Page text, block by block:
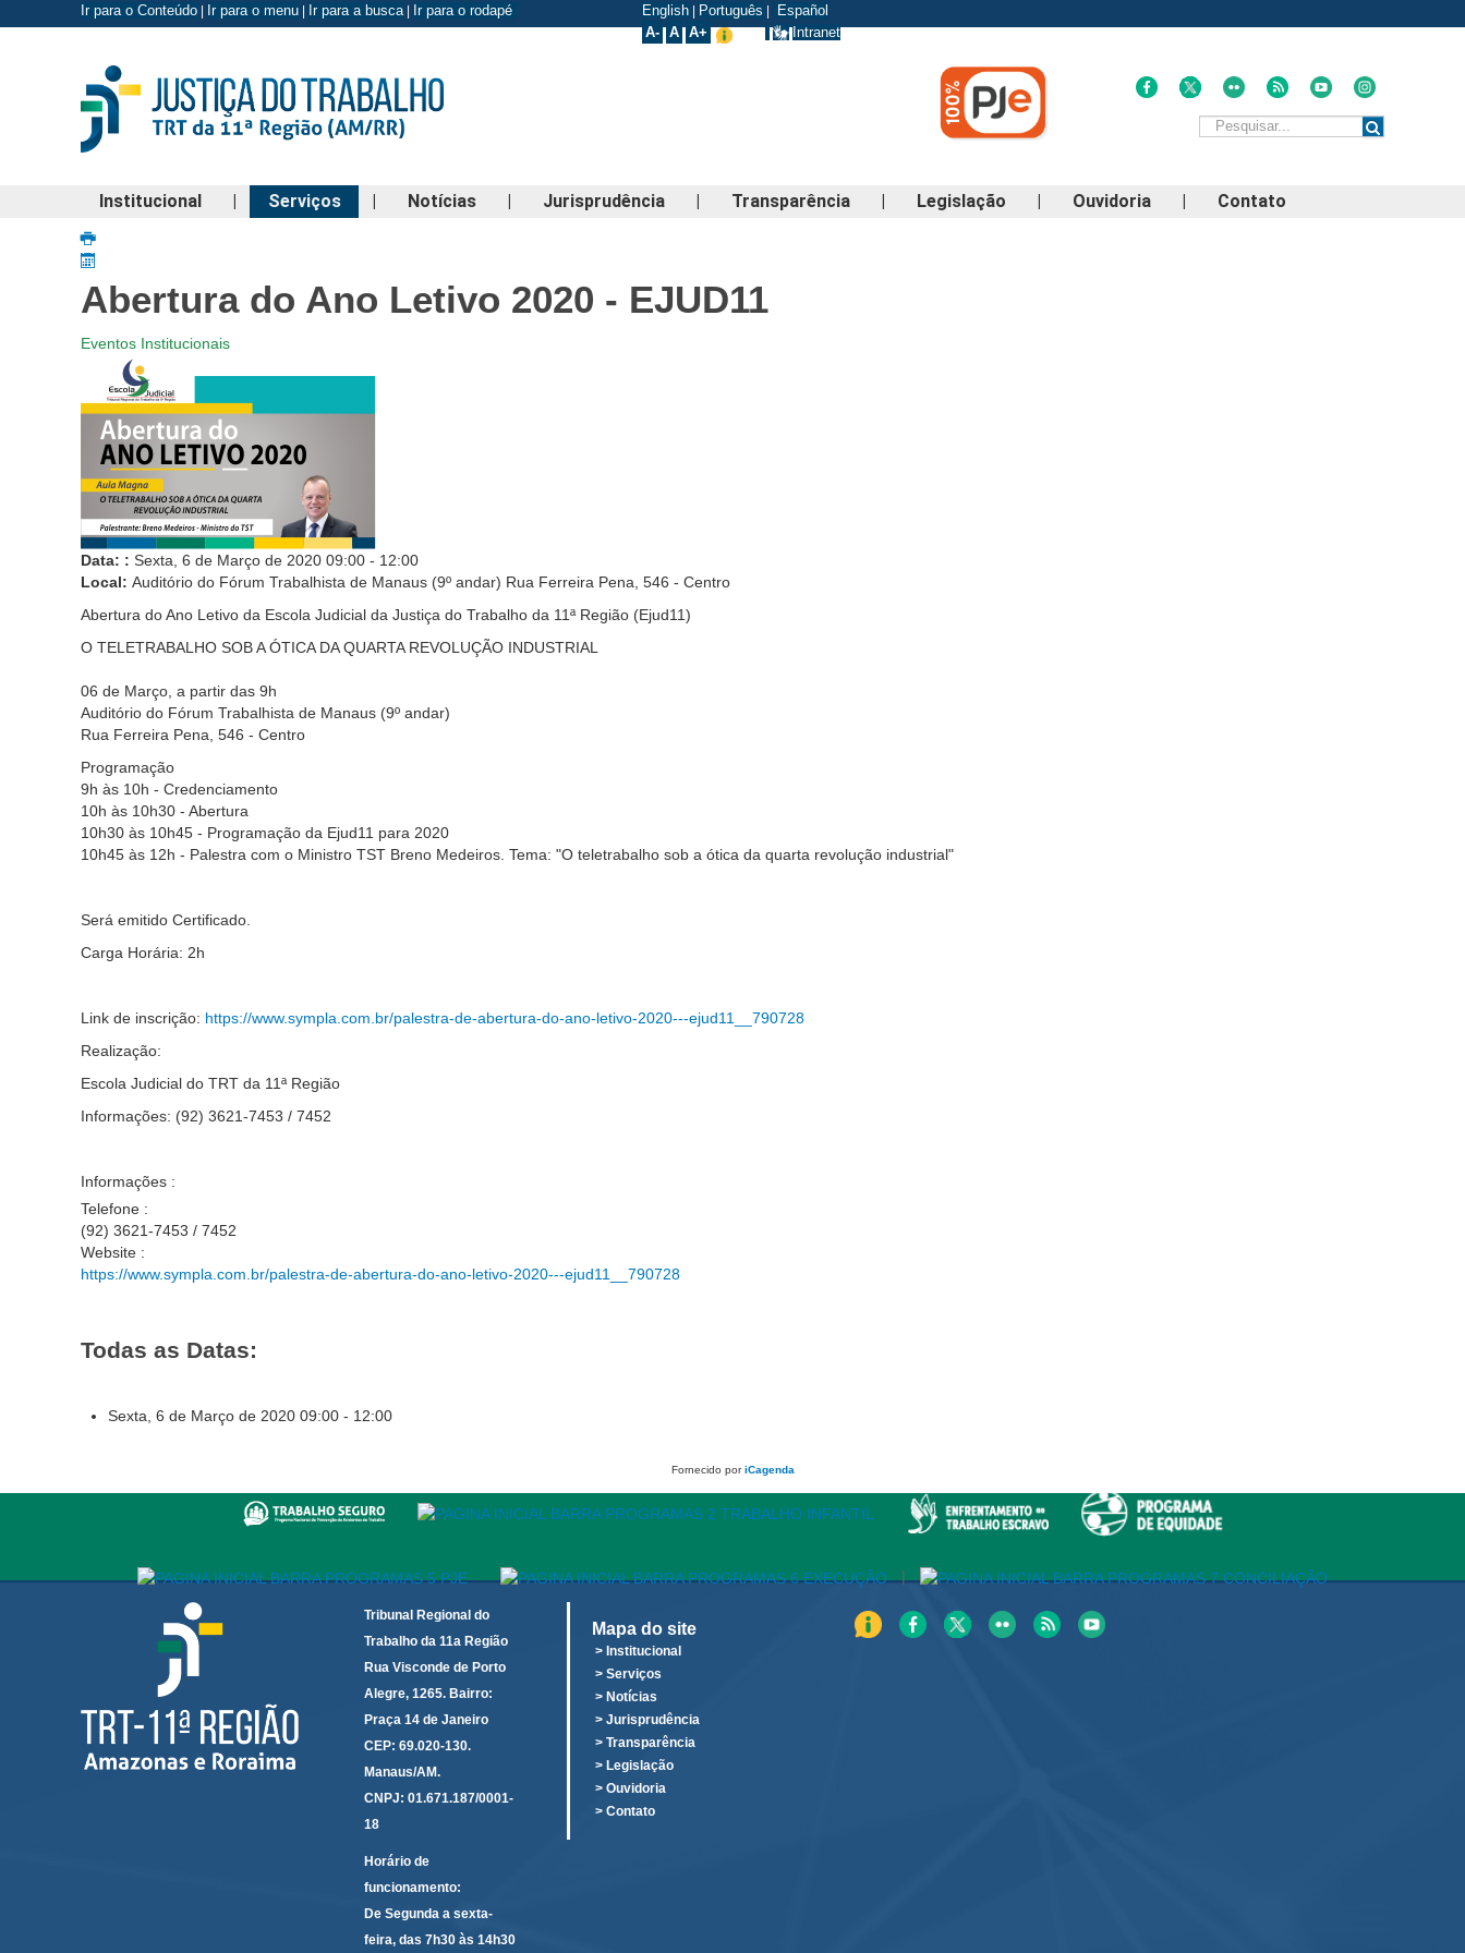
Ir para o Conteúdo Ir para o menu Ir para a busca| Ir para o rodapé English Português
Español
A- A A+ Intranet
Institucional | Serviços | Notícias | Jurisprudência | Transparência | Legislação | Ouvidoria | Contato
Abertura do Ano Letivo 2020 - EJUD11
Eventos Institucionais
Data: : Sexta, 6 de Março de 2020 09:00 - 12:00
Local: Auditório do Fórum Trabalhista de Manaus (9º andar) Rua Ferreira Pena, 546 - Centro
Abertura do Ano Letivo da Escola Judicial da Justiça do Trabalho da 11ª Região (Ejud11)
O TELETRABALHO SOB A ÓTICA DA QUARTA REVOLUÇÃO INDUSTRIAL
06 de Março, a partir das 9h
Auditório do Fórum Trabalhista de Manaus (9º andar)
Rua Ferreira Pena, 546 - Centro
Programação
9h às 10h - Credenciamento
10h às 10h30 - Abertura
10h30 às 10h45 - Programação da Ejud11 para 2020
10h45 às 12h - Palestra com o Ministro TST Breno Medeiros. Tema: "O teletrabalho sob a ótica da quarta revolução industrial"
Será emitido Certificado.
Carga Horária: 2h
Link de inscrição: https://www.sympla.com.br/palestra-de-abertura-do-ano-letivo-2020---ejud11__790728
Realização:
Escola Judicial do TRT da 11ª Região
Informações: (92) 3621-7453 / 7452
Informações :
Telefone :
(92) 3621-7453 / 7452
Website :
https://www.sympla.com.br/palestra-de-abertura-do-ano-letivo-2020---ejud11__790728
Todas as Datas:
Sexta, 6 de Março de 2020 09:00 - 12:00
Fornecido poriCagenda
|
Tribunal Regional do
Trabalho da 11a Região
Rua Visconde de Porto
Alegre, 1265. Bairro:
Praça 14 de Janeiro
CEP: 69.020-130.
Manaus/AM.
CNPJ: 01.671.187/0001-
18
Horário de
funcionamento:
De Segunda a sexta-
feira, das 7h30 às 14h30
Mapa do site
> Institucional
> Serviços
> Notícias
> Jurisprudência
> Transparência
> Legislação
> Ouvidoria
> Contato